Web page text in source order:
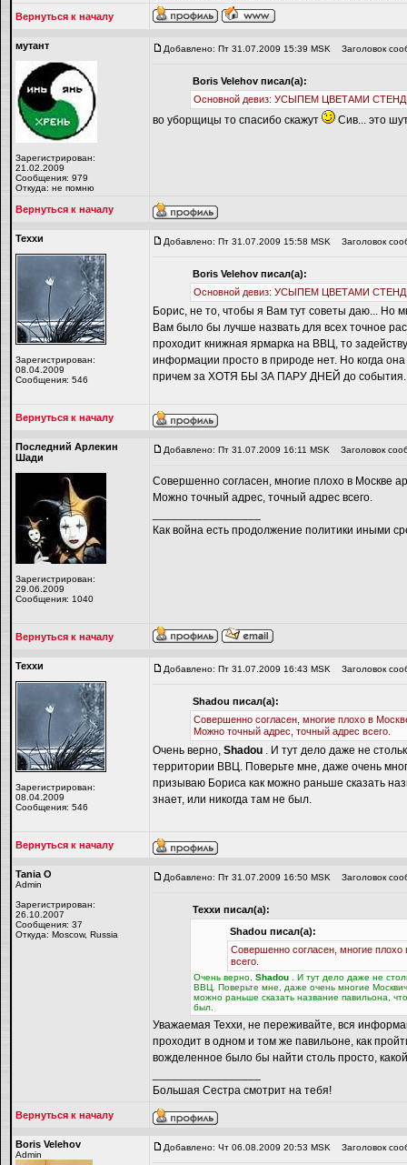
Вернуться к началу
мутант
Зарегистрирован:
21.02.2009
Сообщения: 979
Откуда: не помню
Добавлено: Пт 31.07.2009 15:39 MSK Заголовок
Boris Velehov писал(а):
Основной девиз: УСЫПЕМ ЦВЕТАМИ
во уборщицы то спасибо скажут Сив... это
Вернуться к началу
Теххи
Зарегистрирован:
08.04.2009
Сообщения: 546
Добавлено: Пт 31.07.2009 15:58 MSK Заголовок
Boris Velehov писал(а):
Основной девиз: УСЫПЕМ ЦВЕТАМИ
Борис, не то, чтобы я Вам тут советы даю... Но
Вам было бы лучше назвать для всех точное
проходит книжная ярмарка на ВВЦ, то
информации просто в природе нет. Но когда
причем за ХОТЯ БЫ ЗА ПАРУ ДНЕЙ до события.
Вернуться к началу
Последний Арлекин
Шади
Зарегистрирован:
29.06.2009
Сообщения: 1040
Добавлено: Пт 31.07.2009 16:11 MSK Заголовок
Совершенно согласен, многие плохо в Москве
Можно точный адрес, точный адрес всего.
Как война есть продолжение политики иными
Вернуться к началу
Теххи
Зарегистрирован:
08.04.2009
Сообщения: 546
Добавлено: Пт 31.07.2009 16:43 MSK Заголовок
Shadou писал(а):
Совершенно согласен, многие плохо в
Можно точный адрес, точный адрес всего.
Очень верно, Shadou . И тут дело даже не
территории ВВЦ. Поверьте мне, даже очень
призываю Бориса как можно раньше сказать
знает, или никогда там не был.
Вернуться к началу
Tania O
Admin
Зарегистрирован:
26.10.2007
Сообщения: 37
Откуда: Moscow, Russia
Добавлено: Пт 31.07.2009 16:50 MSK Заголовок
Теххи писал(а):
Shadou писал(а):
Совершенно согласен, многие
всего.
Очень верно, Shadou
. И тут дело даже не
ВВЦ. Поверьте мне, даже очень многие
можно раньше сказать название павильона,
был.
Уважаемая Теххи, не переживайте, вся
проходит в одном и том же павильоне, как
вожделенное было бы найти столь просто,
Большая Сестра смотрит на тебя!
Вернуться к началу
Boris Velehov
Admin
Добавлено: Чт 06.08.2009 20:53 MSK Заголовок